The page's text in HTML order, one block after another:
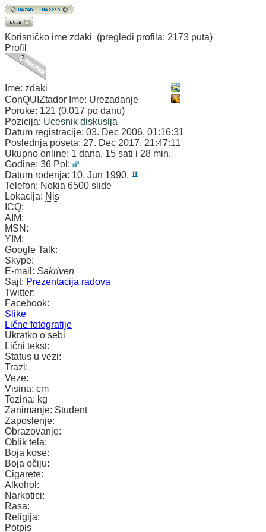
Korisničko ime zdaki (pregledi profila: 2173 puta)
Profil
Ime: zdaki
ConQUIZtador Ime: Urezadanje
Poruke: 121 (0.017 po danu)
Pozicija: Ucesnik diskusija
Datum registracije: 03. Dec 2006, 01:16:31
Poslednja poseta: 27. Dec 2017, 21:47:11
Ukupno online: 1 dana, 15 sati i 28 min.
Godine: 36 Pol:
Datum rođenja: 10. Jun 1990.
Telefon: Nokia 6500 slide
Lokacija: Nis
ICQ:
AIM:
MSN:
YIM:
Google Talk:
Skype:
E-mail: Sakriven
Sajt: Prezentacija radova
Twitter:
Facebook:
Slike
Lične fotografije
Ukratko o sebi
Lični tekst:
Status u vezi:
Trazi:
Veze:
Visina: cm
Tezina: kg
Zanimanje: Student
Zaposlenje:
Obrazovanje:
Oblik tela:
Boja kose:
Boja očiju:
Cigarete:
Alkohol:
Narkotici:
Rasa:
Religija:
Potpis